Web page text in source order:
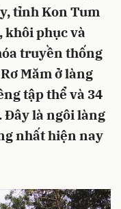
tỉnh Kon Tum
khôi phục và
truyền thống
Măm ở làng
tập thể và 34
Đây là ngôi làng
nhất hiện nay